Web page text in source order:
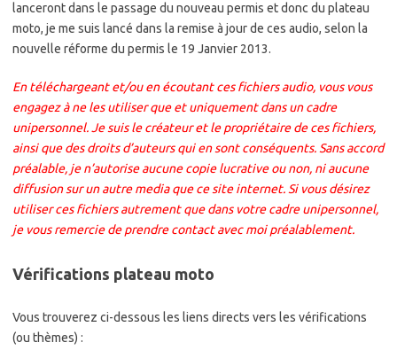
lanceront dans le passage du nouveau permis et donc du plateau
moto, je me suis lancé dans la remise à jour de ces audio, selon la
nouvelle réforme du permis le 19 Janvier 2013.
En téléchargeant et/ou en écoutant ces fichiers audio, vous vous
engagez à ne les utiliser que et uniquement dans un cadre
unipersonnel. Je suis le créateur et le propriétaire de ces fichiers,
ainsi que des droits d’auteurs qui en sont conséquents. Sans accord
préalable, je n’autorise aucune copie lucrative ou non, ni aucune
diffusion sur un autre media que ce site internet. Si vous désirez
utiliser ces fichiers autrement que dans votre cadre unipersonnel,
je vous remercie de prendre contact avec moi préalablement.
Vérifications plateau moto
Vous trouverez ci-dessous les liens directs vers les vérifications
(ou thèmes) :